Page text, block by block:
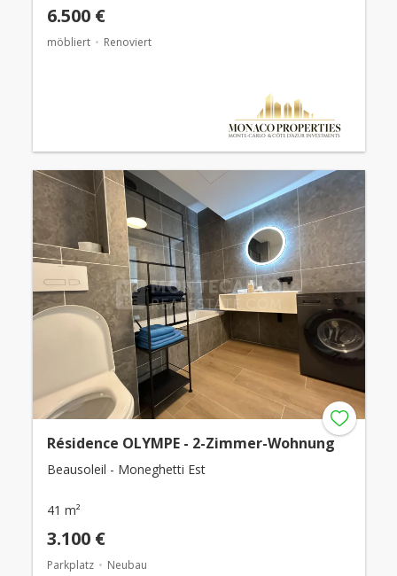
6.500 €
möbliert Renoviert
Résidence OLYMPE - 2-Zimmer-Wohnung
Beausoleil - Moneghetti Est
41 m²
3.100 €
Parkplatz Neubau